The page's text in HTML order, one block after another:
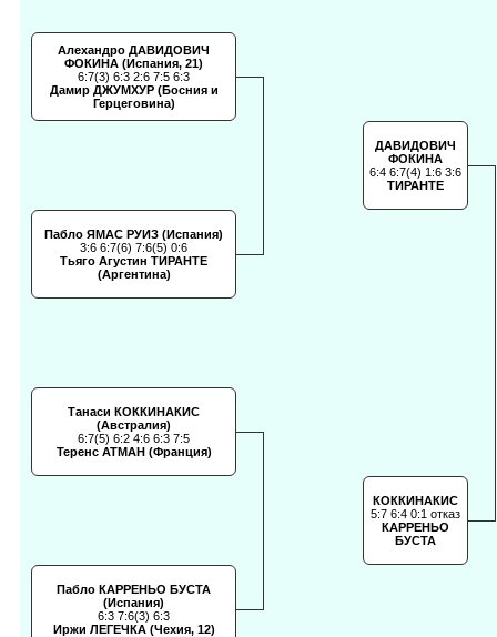
Алехандро ДАВИДОВИЧ
ФОКИНА (Испания, 21)
6:7(3) 6:3 2:6 7:5 6:3
Дамир ДЖУМХУР (Босния и
Герцеговина)
Пабло ЯМАС РУИЗ (Испания)
3:6 6:7(6) 7:6(5) 0:6
Тьяго Агустин ТИРАНТЕ
(Аргентина)
Танаси КОККИНАКИС
(Австралия)
6:7(5) 6:2 4:6 6:3 7:5
Теренс АТМАН (Франция)
Пабло КАРРЕНЬО БУСТА
(Испания)
6:3 7:6(3) 6:3
Иржи ЛЕГЕЧКА (Чехия, 12)
ДАВИДОВИЧ
ФОКИНА
6:4 6:7(4) 1:6 3:6
ТИРАНТЕ
КОККИНАКИС
5:7 6:4 0:1 отказ
КАРРЕНЬО
БУСТА